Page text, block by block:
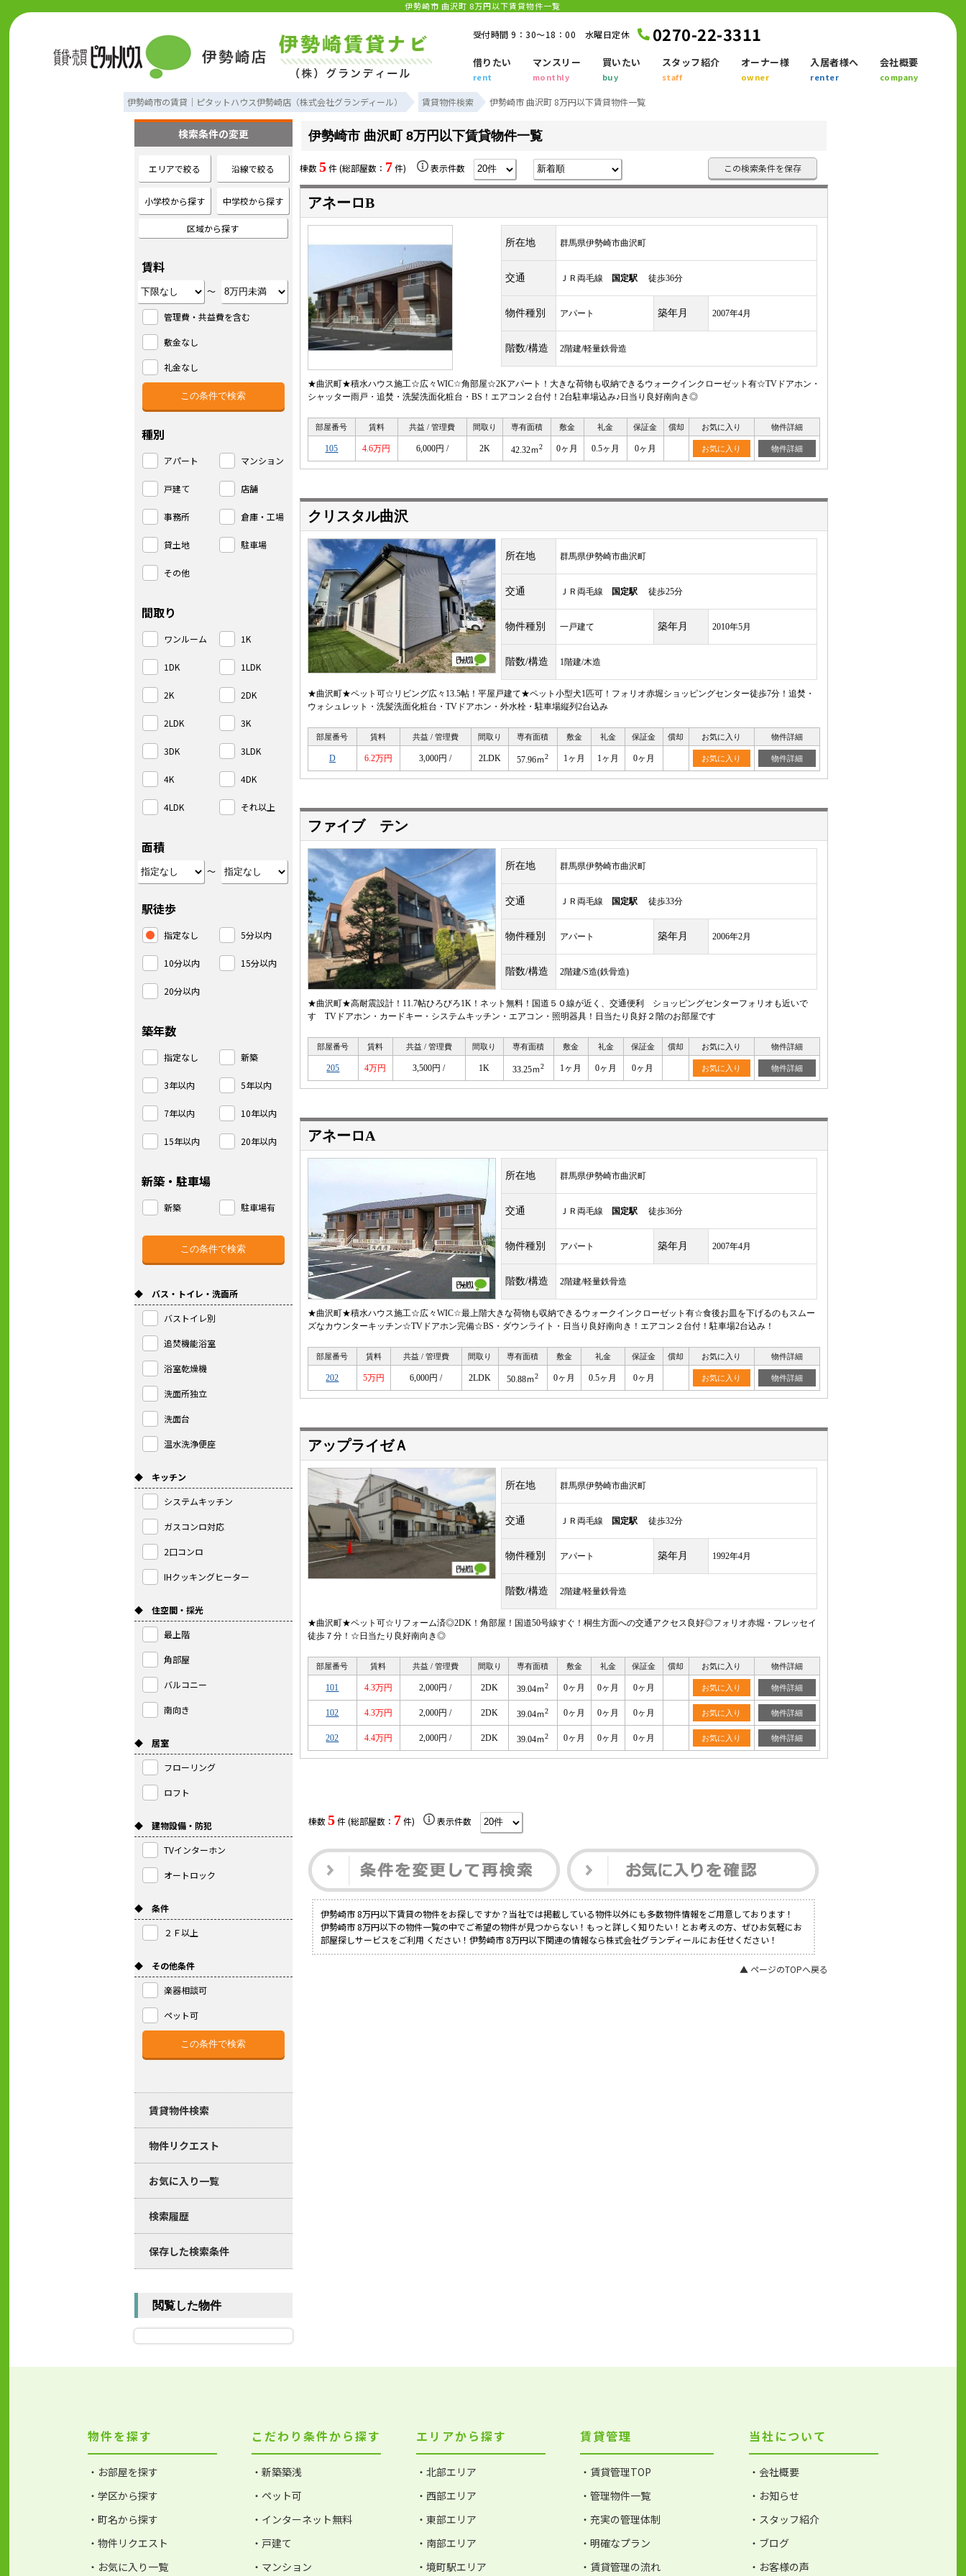
伊勢崎市 曲沢町 8万円以下賃貸物件一覧
受付時間 9：30～18：00 水曜日定休 0270-22-3311
借りたい
rent
マンスリー
monthly
買いたい
buy
スタッフ紹介
staff
オーナー様
owner
入居者様へ
renter
会社概要
company
伊勢崎市の賃貸｜ピタットハウス伊勢崎店（株式会社グランディール） 賃貸物件検索 伊勢崎市 曲沢町 8万円以下賃貸物件一覧
伊勢崎市 曲沢町 8万円以下賃貸物件一覧
棟数5件 (総部屋数： 7件) 表示件数 この検索条件を保存
アネーロB
所在地 群馬県伊勢崎市曲沢町
交通 ＪＲ両毛線 国定駅徒歩36分
物件種別 アパート 築年月 2007年4月
階数/構造 2階建/軽量鉄骨造
★曲沢町★積水ハウス施工☆広々WIC☆角部屋☆2Kアパート！大きな荷物も収納できるウォークインクローゼット有☆TVドアホン・
シャッター雨戸・追焚・洗髪洗面化粧台・BS！エアコン２台付！2台駐車場込み♪日当り良好南向き◎
部屋番号 賃料 共益 / 管理費 間取り 専有面積 敷金 礼金 保証金 償却 お気に入り 物件詳細
105 4.6万円 6,000円 / 2K 42.32ｍ2 0ヶ月 0.5ヶ月 0ヶ月 お気に入り 物件詳細
クリスタル曲沢
所在地 群馬県伊勢崎市曲沢町
交通 ＪＲ両毛線 国定駅徒歩25分
物件種別 一戸建て 築年月 2010年5月
階数/構造 1階建/木造
★曲沢町★ペット可☆リビング広々13.5帖！平屋戸建て★ペット小型犬1匹可！フォリオ赤堀ショッピングセンター徒歩7分！追焚・
ウォシュレット・洗髪洗面化粧台・TVドアホン・外水栓・駐車場縦列2台込み
部屋番号 賃料 共益 / 管理費 間取り 専有面積 敷金 礼金 保証金 償却 お気に入り 物件詳細
D 6.2万円 3,000円 / 2LDK 57.96ｍ2 1ヶ月 1ヶ月 0ヶ月 お気に入り 物件詳細
ファイブ テン
所在地 群馬県伊勢崎市曲沢町
交通 ＪＲ両毛線 国定駅徒歩33分
物件種別 アパート 築年月 2006年2月
階数/構造 2階建/S造(鉄骨造)
★曲沢町★高耐震設計！11.7帖ひろびろ1K！ネット無料！国道５０線が近く、交通便利 ショッピングセンターフォリオも近いで
す TVドアホン・カードキー・システムキッチン・エアコン・照明器具！日当たり良好２階のお部屋です
部屋番号 賃料 共益 / 管理費 間取り 専有面積 敷金 礼金 保証金 償却 お気に入り 物件詳細
205 4万円 3,500円 / 1K 33.25ｍ2 1ヶ月 0ヶ月 0ヶ月 お気に入り 物件詳細
アネーロA
所在地 群馬県伊勢崎市曲沢町
交通 ＪＲ両毛線 国定駅徒歩36分
物件種別 アパート 築年月 2007年4月
階数/構造 2階建/軽量鉄骨造
★曲沢町★積水ハウス施工☆広々WIC☆最上階大きな荷物も収納できるウォークインクローゼット有☆食後お皿を下げるのもスムー
ズなカウンターキッチン☆TVドアホン完備☆BS・ダウンライト・日当り良好南向き！エアコン２台付！駐車場2台込み！
部屋番号 賃料 共益 / 管理費 間取り 専有面積 敷金 礼金 保証金 償却 お気に入り 物件詳細
202 5万円 6,000円 / 2LDK 50.88ｍ2 0ヶ月 0.5ヶ月 0ヶ月 お気に入り 物件詳細
アップライゼＡ
所在地 群馬県伊勢崎市曲沢町
交通 ＪＲ両毛線 国定駅徒歩32分
物件種別 アパート 築年月 1992年4月
階数/構造 2階建/軽量鉄骨造
★曲沢町★ペット可☆リフォーム済◎2DK！角部屋！国道50号線すぐ！桐生方面への交通アクセス良好◎フォリオ赤堀・フレッセイ
徒歩７分！☆日当たり良好南向き◎
部屋番号 賃料 共益 / 管理費 間取り 専有面積 敷金 礼金 保証金 償却 お気に入り 物件詳細
101 4.3万円 2,000円 / 2DK 39.04ｍ2 0ヶ月 0ヶ月 0ヶ月 お気に入り 物件詳細
102 4.3万円 2,000円 / 2DK 39.04ｍ2 0ヶ月 0ヶ月 0ヶ月 お気に入り 物件詳細
202 4.4万円 2,000円 / 2DK 39.04ｍ2 0ヶ月 0ヶ月 0ヶ月 お気に入り 物件詳細
棟数5件 (総部屋数： 7件) 表示件数
伊勢崎市 8万円以下賃貸の物件をお探しですか？当社では掲載している物件以外にも多数物件情報をご用意しております！
伊勢崎市 8万円以下の物件一覧の中でご希望の物件が見つからない！もっと詳しく知りたい！とお考えの方、ぜひお気軽にお
部屋探しサービスをご利用 ください！伊勢崎市 8万円以下関連の情報なら株式会社グランディールにお任せください！
▲ ページのTOPへ戻る
検索条件の変更
エリアで絞る 沿線で絞る
小学校から探す 中学校から探す
区域から探す
賃料
～
管理費・共益費を含む
敷金なし
礼金なし
種別
アパート マンション
戸建て 店舗
事務所 倉庫・工場
貸土地 駐車場
その他
間取り
ワンルーム 1K
1DK 1LDK
2K 2DK
2LDK 3K
3DK 3LDK
4K 4DK
4LDK それ以上
面積
～
駅徒歩
指定なし 5分以内
10分以内 15分以内
20分以内
築年数
指定なし 新築
3年以内 5年以内
7年以内 10年以内
15年以内 20年以内
新築・駐車場
新築 駐車場有
◆ バス・トイレ・洗面所
バストイレ別
追焚機能浴室
浴室乾燥機
洗面所独立
洗面台
温水洗浄便座
◆ キッチン
システムキッチン
ガスコンロ対応
2口コンロ
IHクッキングヒーター
◆ 住空間・採光
最上階
角部屋
バルコニー
南向き
◆ 居室
フローリング
ロフト
◆ 建物設備・防犯
TVインターホン
オートロック
◆ 条件
２Ｆ以上
◆ その他条件
楽器相談可
ペット可
賃貸物件検索
物件リクエスト
お気に入り一覧
検索履歴
保存した検索条件
閲覧した物件
物件を探す
・お部屋を探す
・学区から探す
・町名から探す
・物件リクエスト
・お気に入り一覧
こだわり条件から探す
・新築築浅
・ペット可
・インターネット無料
・戸建て
・マンション
エリアから探す
・北部エリア
・西部エリア
・東部エリア
・南部エリア
・境町駅エリア
賃貸管理
・賃貸管理TOP
・管理物件一覧
・充実の管理体制
・明確なプラン
・賃貸管理の流れ
当社について
・会社概要
・お知らせ
・スタッフ紹介
・ブログ
・お客様の声